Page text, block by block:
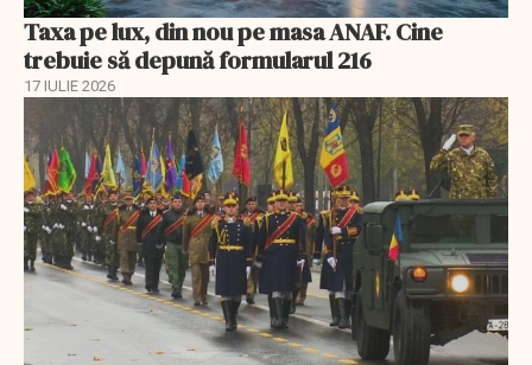
Taxa pe lux, din nou pe masa ANAF. Cine
trebuie să depună formularul 216
17 IULIE 2026